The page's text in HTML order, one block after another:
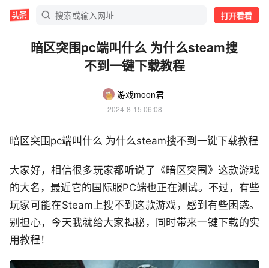
打开看看
暗区突围pc端叫什么 为什么steam搜
不到一键下载教程
游戏moon君
2024-8-15 06:08
暗区突围pc端叫什么 为什么steam搜不到一键下载教程
大家好，相信很多玩家都听说了《暗区突围》这款游戏
的大名，最近它的国际服PC端也正在测试。不过，有些
玩家可能在Steam上搜不到这款游戏，感到有些困惑。
别担心，今天我就给大家揭秘，同时带来一键下载的实
用教程！